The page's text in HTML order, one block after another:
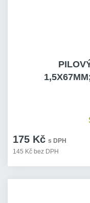
175 Kč s DPH
145 Kč bez DPH